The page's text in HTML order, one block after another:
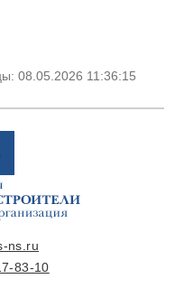
08.05.2026 11:36:15
ns.ru
83-10